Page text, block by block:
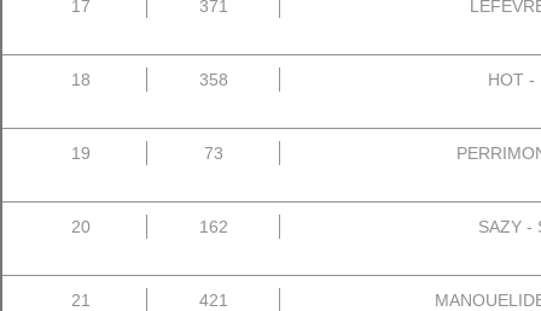
17 371
18 358 HOT -
19 73
20 162 SAZY -
21 421